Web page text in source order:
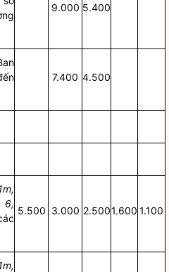
9.000 5.400
7.400 4.500
6,
5.500 3.000 2.5001.600 1.100